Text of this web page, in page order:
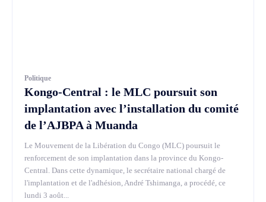
Politique
Kongo-Central : le MLC poursuit son
implantation avec l’installation du comité
de l’AJBPA à Muanda
Le Mouvement de la Libération du Congo (MLC) poursuit le
renforcement de son implantation dans la province du Kongo-
Central. Dans cette dynamique, le secrétaire national chargé de
l'implantation et de l'adhésion, André Tshimanga, a procédé, ce
lundi 3 août...